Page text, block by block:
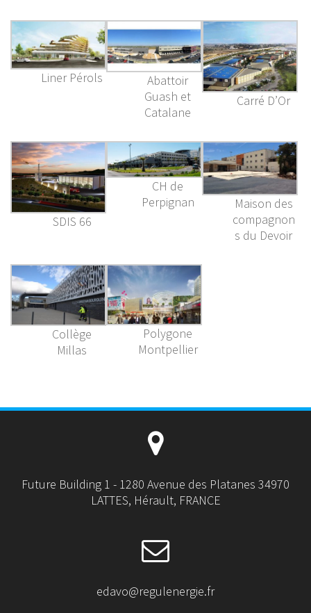
Liner Pérols
Abattoir
Guash et
Catalane
Carré D’Or
SDIS 66
CH de
Perpignan
Maison des
compagnon
s du Devoir
Collège
Millas
Polygone
Montpellier
Future Building 1 - 1280 Avenue des Platanes 34970
LATTES, Hérault, FRANCE
edavo@regulenergie.fr